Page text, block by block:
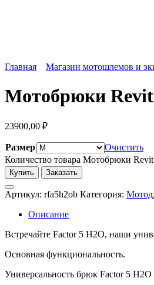
Главная Магазин мотошлемов и
Мотобрюки
23900,00 ₽
Размер
Очистить
Количество товара Мотобрюки
Купить Заказать
Артикул: rfa5h2ob Категория:
Описание
Встречайте Factor 5 H2O, наши
Основная функциональность.
Универсальность брюк Factor 5